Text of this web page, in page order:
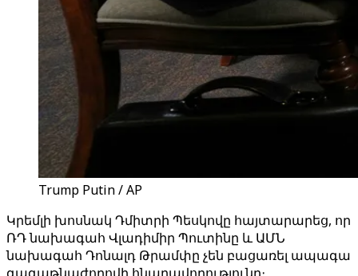
Trump Putin / AP
Կրեմլի խոսնակ Դմիտրի Պեսկովը հայտարարեց, որ
ՌԴ նախագահ Վլադիմիր Պուտինը և ԱՄՆ
նախագահ Դոնալդ Թրամփը չեն բացառել ապագա